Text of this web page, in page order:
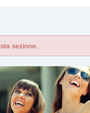
sezione.